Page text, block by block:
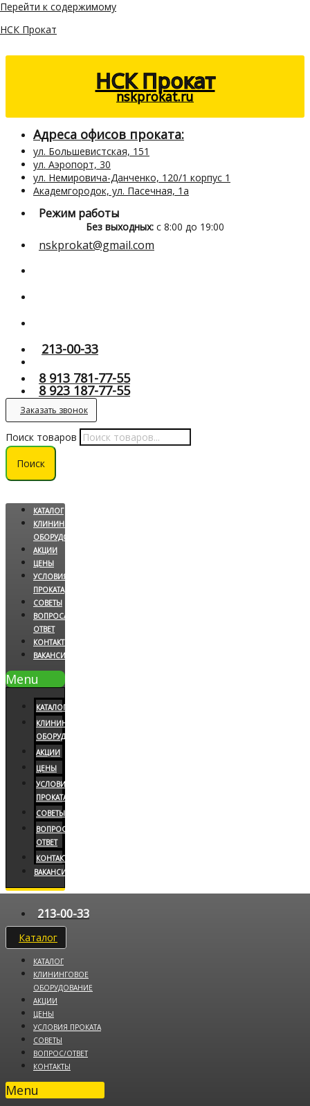
Перейти к содержимому
НСК Прокат
НСК Прокат
nskprokat.ru
Адреса офисов проката:
ул. Большевистская, 151
ул. Аэропорт, 30
ул. Немировича-Данченко, 120/1 корпус 1
Академгородок, ул. Пасечная, 1а
Режим работы
Без выходных: с 8:00 до 19:00
nskprokat@gmail.com
213-00-33
8 913 781-77-55
8 923 187-77-55
Заказать звонок
Поиск товаров
Поиск
КАТАЛОГ
КЛИНИНГОВОЕ
ОБОРУДОВАНИЕ
АКЦИИ
ЦЕНЫ
УСЛОВИЯ
ПРОКАТА
СОВЕТЫ
ВОПРОС/
ОТВЕТ
КОНТАКТЫ
ВАКАНСИИ
Menu
КАТАЛОГ
КЛИНИНГОВОЕ
ОБОРУДОВАНИЕ
АКЦИИ
ЦЕНЫ
УСЛОВИЯ
ПРОКАТА
СОВЕТЫ
ВОПРОС/
ОТВЕТ
КОНТАКТЫ
ВАКАНСИИ
213-00-33
Каталог
КАТАЛОГ
КЛИНИНГОВОЕ
ОБОРУДОВАНИЕ
АКЦИИ
ЦЕНЫ
УСЛОВИЯ ПРОКАТА
СОВЕТЫ
ВОПРОС/ОТВЕТ
КОНТАКТЫ
Menu